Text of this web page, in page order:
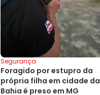
Segurança
Foragido por estupro da
própria filha em cidade da
Bahia é preso em MG